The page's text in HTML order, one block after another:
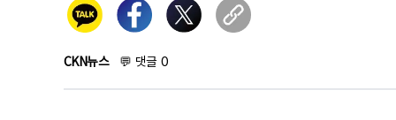
CKN뉴스 💬 댓글 0